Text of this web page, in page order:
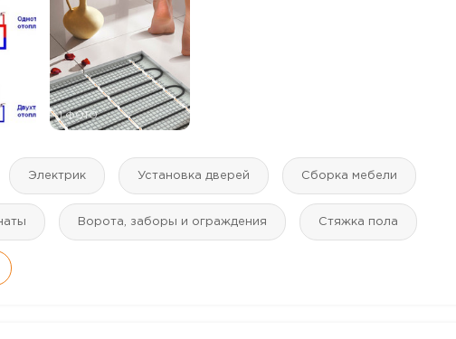
1 ФОТО
Электрик Установка дверей Сборка мебели
Ворота, заборы и ограждения Стяжка пола